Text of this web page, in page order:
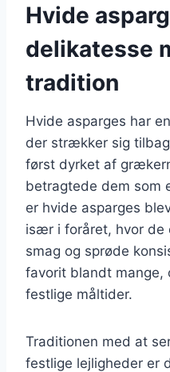
Hvide
delikatesse
tradition
Hvide asparges har
der strækker sig
først dyrket af
betragtede dem som
er hvide asparges
især i foråret, hvor de
smag og sprøde
favorit blandt mange,
festlige måltider.
Traditionen med at
festlige lejligheder er